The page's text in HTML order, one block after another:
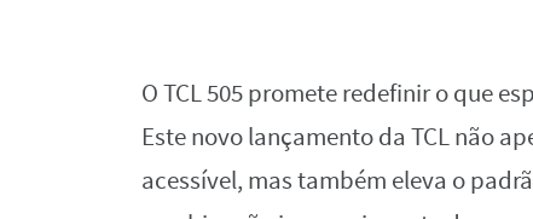
O TCL 505 promete redefinir o que
Este novo lançamento da TCL não
acessível, mas também eleva o